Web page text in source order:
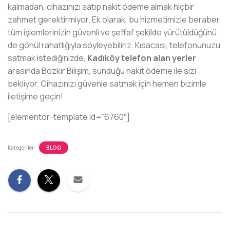
kalmadan, cihazınızı satıp nakit ödeme almak hiçbir
zahmet gerektirmiyor. Ek olarak, bu hizmetimizle beraber,
tüm işlemlerinizin güvenli ve şeffaf şekilde yürütüldüğünü
de gönül rahatlığıyla söyleyebiliriz. Kısacası, telefonunuzu
satmak istediğinizde, Kadıköy telefon alan yerler
arasında Bozkır Bilişim, sunduğu nakit ödeme ile sizi
bekliyor. Cihazınızı güvenle satmak için hemen bizimle
iletişime geçin!
[elementor-template id=”6760″]
Kategoriler: BLOG